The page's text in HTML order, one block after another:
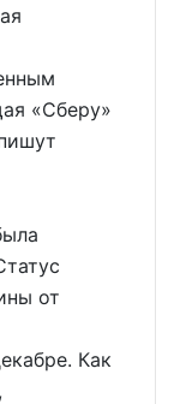
«Сберу»
от
Как